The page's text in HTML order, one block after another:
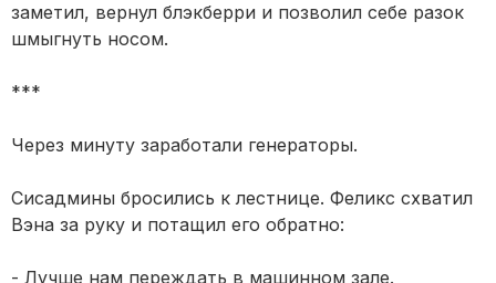
заметил, вернул блэкберри и позволил себе разок
шмыгнуть носом.
***
Через минуту заработали генераторы.
Сисадмины бросились к лестнице. Феликс схватил
Вэна за руку и потащил его обратно:
- Лучше нам переждать в машинном зале.